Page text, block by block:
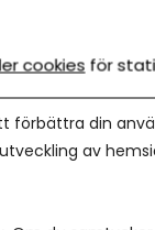
för ditt
vilken
prata direkt
cookies för
förbättra din
av